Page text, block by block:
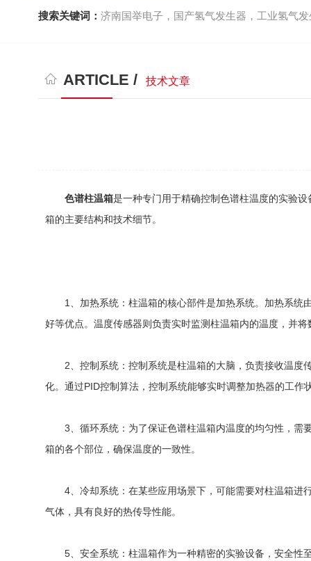
搜索关键词： 济南国举电子，国产氢气发生器，工业氢气
ARTICLE / 技术文章
色谱柱温箱是一种专门用于精确控制色谱柱温度的实验
箱的主要结构和技术细节。
1、加热系统：柱温箱的核心部件是加热系统。加热系统由
好等优点。温度传感器则负责实时监测柱温箱内的温度，并
2、控制系统：控制系统是柱温箱的大脑，负责接收温度传
化。通过PID控制算法，控制系统能够实时调整加热器的工作
3、循环系统：为了保证色谱柱温箱内温度的均匀性，需要
箱的各个部位，确保温度的一致性。
4、冷却系统：在某些应用场景下，可能需要对柱温箱进行
气体，具有良好的热传导性能。
5、安全系统：柱温箱作为一种精密的实验设备，安全性